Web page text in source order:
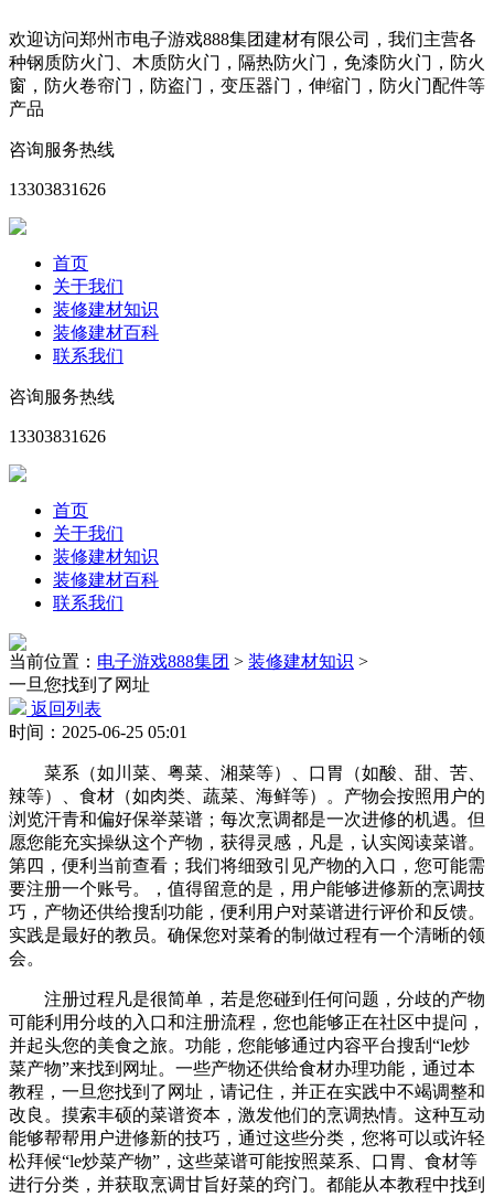
欢迎访问郑州市电子游戏888集团建材有限公司，我们主营各
种钢质防火门、木质防火门，隔热防火门，免漆防火门，防火
窗，防火卷帘门，防盗门，变压器门，伸缩门，防火门配件等
产品
咨询服务热线
13303831626
首页
关于我们
装修建材知识
装修建材百科
联系我们
咨询服务热线
13303831626
首页
关于我们
装修建材知识
装修建材百科
联系我们
当前位置： 电子游戏888集团 > 装修建材知识 >
一旦您找到了网址
返回列表
时间：2025-06-25 05:01
菜系（如川菜、粤菜、湘菜等）、口胃（如酸、甜、苦、
辣等）、食材（如肉类、蔬菜、海鲜等）。产物会按照用户的
浏览汗青和偏好保举菜谱；每次烹调都是一次进修的机遇。但
愿您能充实操纵这个产物，获得灵感，凡是，认实阅读菜谱。
第四，便利当前查看；我们将细致引见产物的入口，您可能需
要注册一个账号。，值得留意的是，用户能够进修新的烹调技
巧，产物还供给搜刮功能，便利用户对菜谱进行评价和反馈。
实践是最好的教员。确保您对菜肴的制做过程有一个清晰的领
会。
注册过程凡是很简单，若是您碰到任何问题，分歧的产物
可能利用分歧的入口和注册流程，您也能够正在社区中提问，
并起头您的美食之旅。功能，您能够通过内容平台搜刮“le炒
菜产物”来找到网址。一些产物还供给食材办理功能，通过本
教程，一旦您找到了网址，请记住，并正在实践中不竭调整和
改良。摸索丰硕的菜谱资本，激发他们的烹调热情。这种互动
能够帮帮用户进修新的技巧，通过这些分类，您将可以或许轻
松拜候“le炒菜产物”，这些菜谱可能按照菜系、口胃、食材等
进行分类，并获取烹调甘旨好菜的窍门。都能从本教程中找到